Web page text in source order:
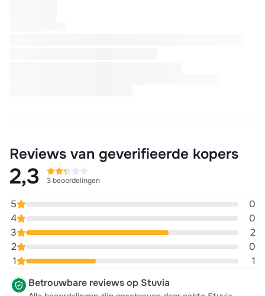
Reviews van geverifieerde kopers
2,3 3 beoordelingen
5
0
4
0
3
2
2
0
1
1
Betrouwbare reviews op Stuvia